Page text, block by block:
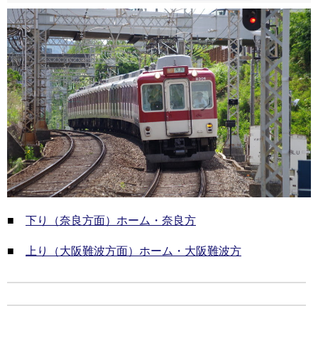
■ 下り（奈良方面）ホーム・奈良方
■ 上り（大阪難波方面）ホーム・大阪難波方